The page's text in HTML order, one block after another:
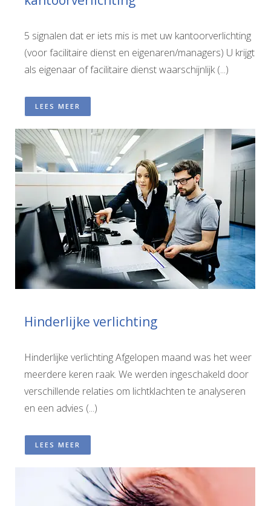
5 signalen dat er iets mis is met uw kantoorverlichting
(voor facilitaire dienst en eigenaren/managers) U krijgt
als eigenaar of facilitaire dienst waarschijnlijk (...)
LEES MEER
Hinderlijke verlichting
Hinderlijke verlichting Afgelopen maand was het weer
meerdere keren raak. We werden ingeschakeld door
verschillende relaties om lichtklachten te analyseren
en een advies (...)
LEES MEER